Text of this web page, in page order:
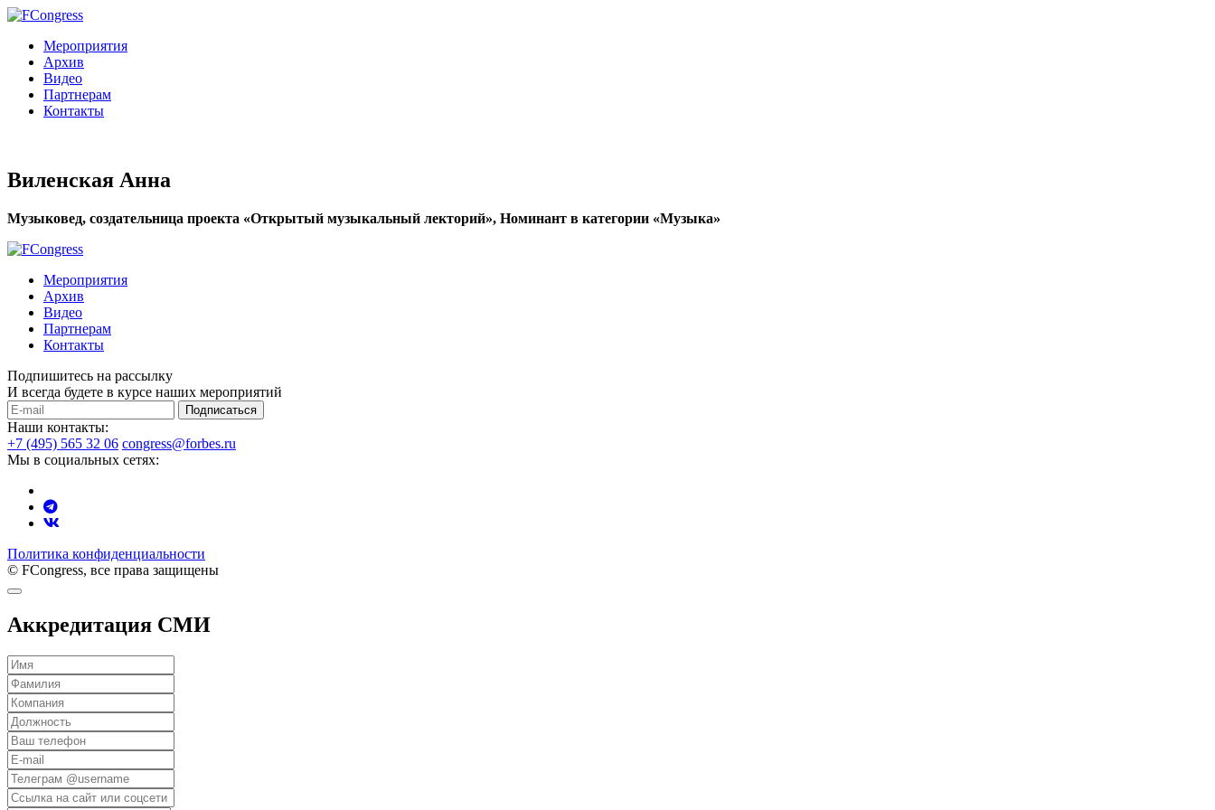
Мероприятия
Архив
Видео
Партнерам
Контакты
Виленская Анна
Музыковед, создательница проекта «Открытый музыкальный лекторий», Номинант в категории «Музыка»
Мероприятия
Архив
Видео
Партнерам
Контакты
Подпишитесь на рассылку
И всегда будете в курсе наших мероприятий
Подписаться
Наши контакты:
+7 (495) 565 32 06 congress@forbes.ru
Мы в социальных сетях:
Политика конфиденциальности
© FCongress, все права защищены
Аккредитация СМИ